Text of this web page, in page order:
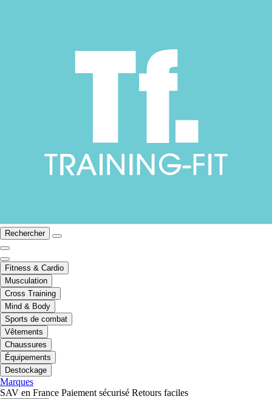
Rechercher
Fitness & Cardio
Musculation
Cross Training
Mind & Body
Sports de combat
Vêtements
Chaussures
Équipements
Destockage
Marques
SAV en France Paiement sécurisé Retours faciles